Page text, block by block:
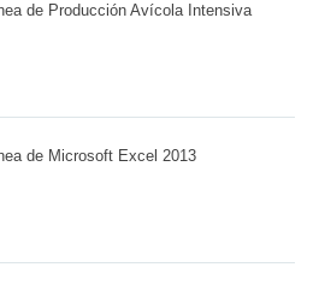
de Producción Avícola Intensiva
de Microsoft Excel 2013